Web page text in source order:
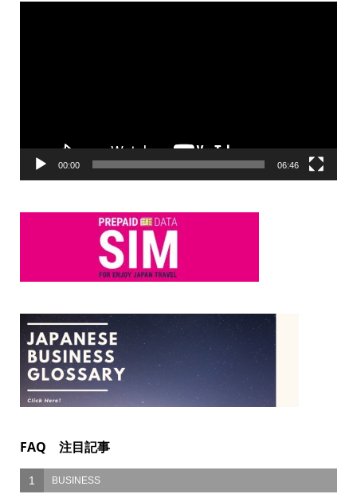
00:00 06:46
FAQ 注目記事
1 BUSINESS